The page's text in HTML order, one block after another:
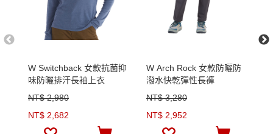
W Switchback 女款抗菌抑
味防曬排汗長袖上衣
NT$ 2,980
NT$ 2,682
W Arch Rock 女款防曬防
潑水快乾彈性長褲
NT$ 3,280
NT$ 2,952